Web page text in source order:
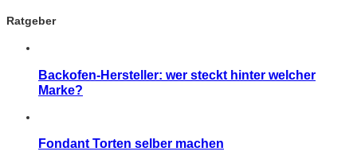
Ratgeber
Backofen-Hersteller: wer steckt hinter welcher
Marke?
Fondant Torten selber machen